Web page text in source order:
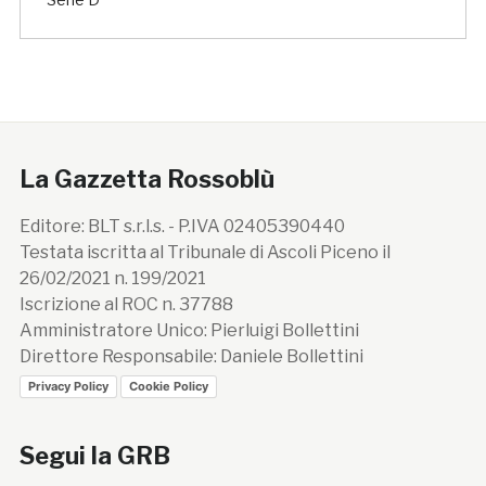
La Gazzetta Rossoblù
Editore: BLT s.r.l.s. - P.IVA 02405390440
Testata iscritta al Tribunale di Ascoli Piceno il
26/02/2021 n. 199/2021
Iscrizione al ROC n. 37788
Amministratore Unico: Pierluigi Bollettini
Direttore Responsabile: Daniele Bollettini
Privacy Policy Cookie Policy
Segui la GRB